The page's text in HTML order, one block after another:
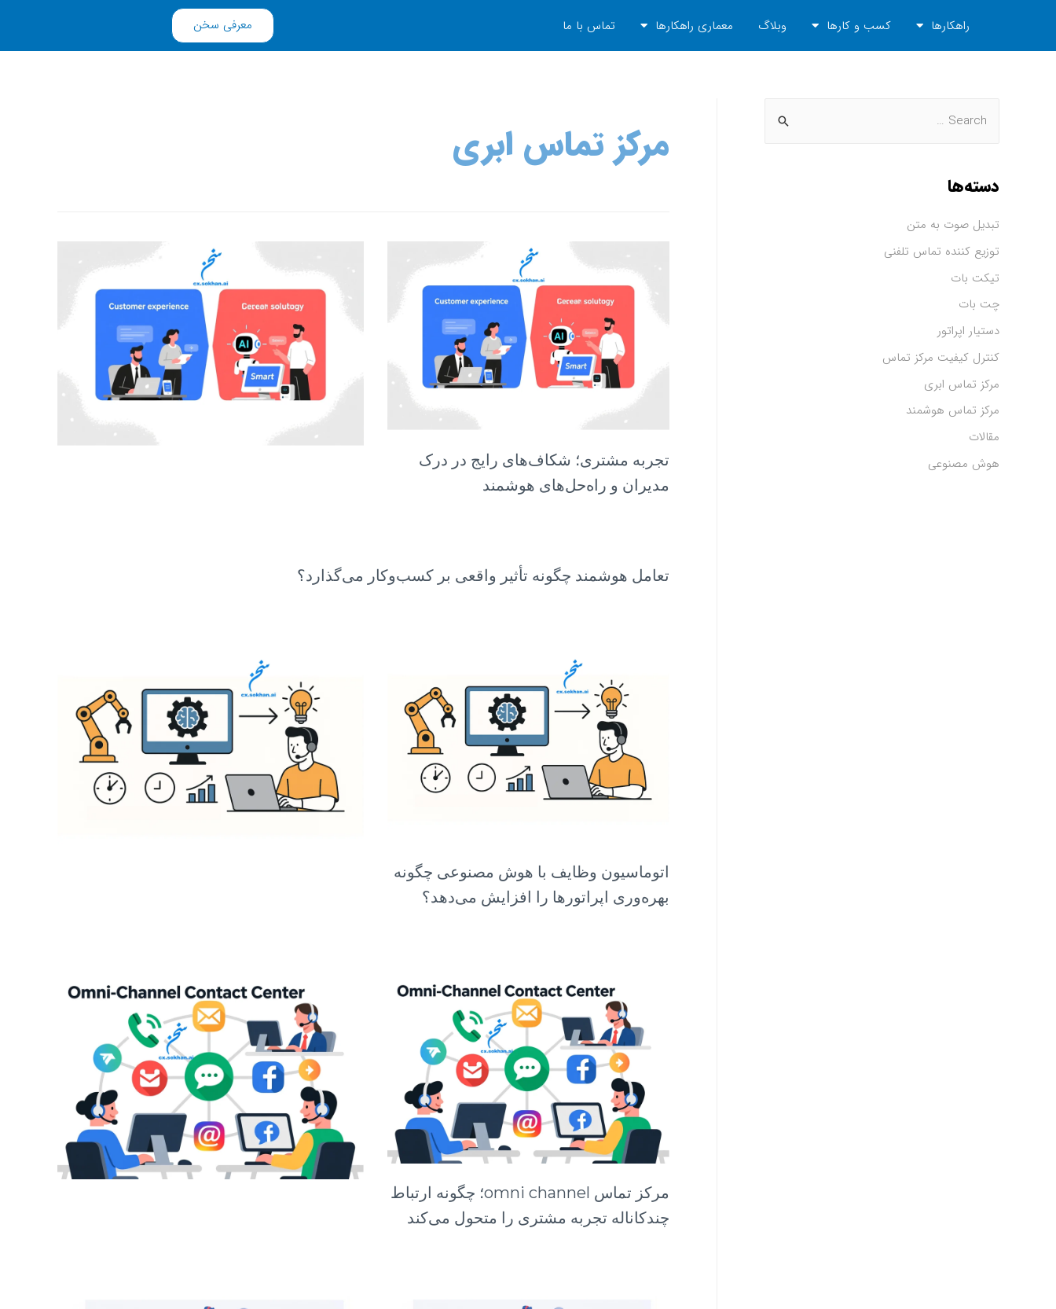
راهکارها کسب و کارها وبلاگ معماری راهکارها تماس با ما معرفی سخن
دسته‌ها
تبدیل صوت به متن
توزیع کننده تماس تلفنی
تیکت بات
چت بات
دستیار اپراتور
کنترل کیفیت مرکز تماس
مرکز تماس ابری
مرکز تماس هوشمند
مقالات
هوش مصنوعی
مرکز تماس ابری
تجربه مشتری؛ شکاف‌های رایج در درک
مدیران و راه‌حل‌های هوشمند
تعامل هوشمند چگونه تأثیر واقعی بر کسب‌وکار می‌گذارد؟
اتوماسیون وظایف با هوش مصنوعی چگونه
بهره‌وری اپراتورها را افزایش می‌دهد؟
مرکز تماس omni channel؛ چگونه ارتباط
چندکاناله تجربه مشتری را متحول می‌کند